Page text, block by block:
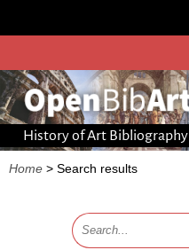
History of Art Bibliography
Home > Search results